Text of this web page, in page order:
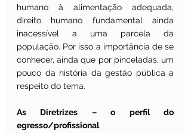
humano à alimentação adequada,
direito humano fundamental ainda
inacessível a uma parcela da
população. Por isso a importância de se
conhecer, ainda que por pinceladas, um
pouco da história da gestão pública a
respeito do tema.
As Diretrizes – o perfil do
egresso/profissional